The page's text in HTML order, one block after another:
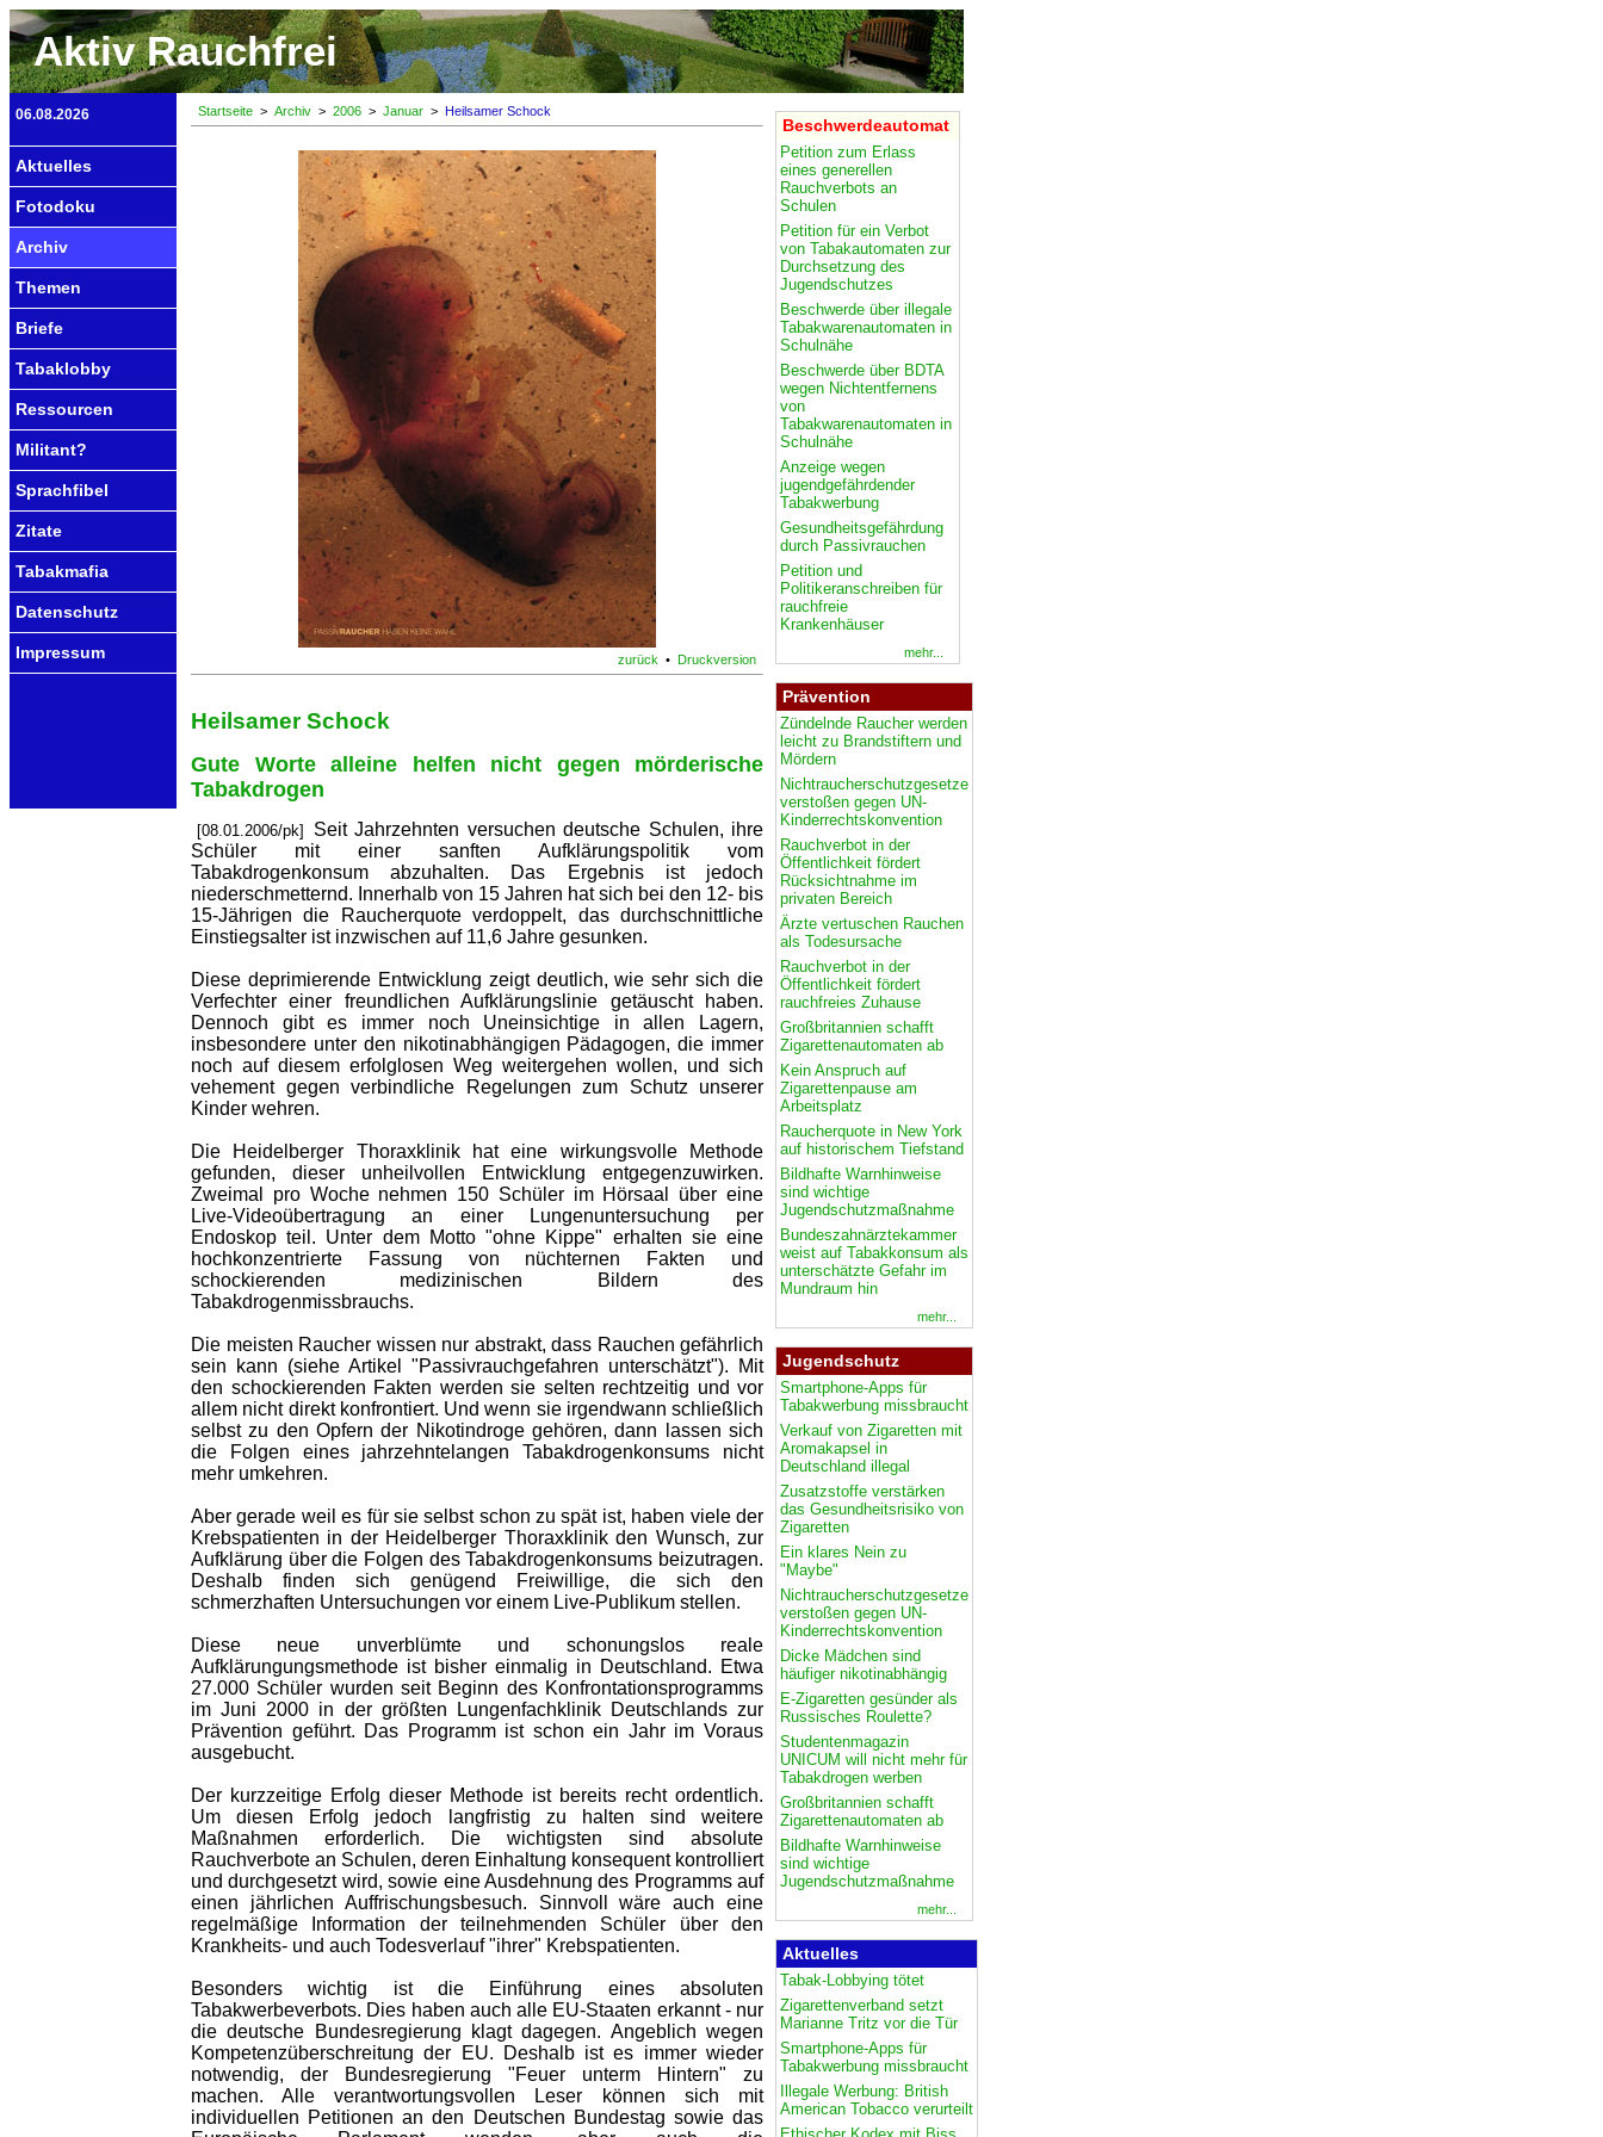
Aktiv Rauchfrei
06.08.2026
Aktuelles
Fotodoku
Archiv
Themen
Briefe
Tabaklobby
Ressourcen
Militant?
Sprachfibel
Zitate
Tabakmafia
Datenschutz
Impressum
Startseite > Archiv > 2006 > Januar > Heilsamer Schock
zurück • Druckversion
Heilsamer Schock
Gute Worte alleine helfen nicht gegen mörderische
Tabakdrogen
[08.01.2006/pk]
Seit Jahrzehnten versuchen deutsche Schulen, ihre
Schüler mit einer sanften Aufklärungspolitik vom
Tabakdrogenkonsum abzuhalten. Das Ergebnis ist jedoch
niederschmetternd. Innerhalb von 15 Jahren hat sich bei den 12- bis
15-Jährigen die Raucherquote verdoppelt, das durchschnittliche
Einstiegsalter ist inzwischen auf 11,6 Jahre gesunken.
Diese deprimierende Entwicklung zeigt deutlich, wie sehr sich die
Verfechter einer freundlichen Aufklärungslinie getäuscht haben.
Dennoch gibt es immer noch Uneinsichtige in allen Lagern,
insbesondere unter den nikotinabhängigen Pädagogen, die immer
noch auf diesem erfolglosen Weg weitergehen wollen, und sich
vehement gegen verbindliche Regelungen zum Schutz unserer
Kinder wehren.
Die Heidelberger Thoraxklinik hat eine wirkungsvolle Methode
gefunden, dieser unheilvollen Entwicklung entgegenzuwirken.
Zweimal pro Woche nehmen 150 Schüler im Hörsaal über eine
Live-Videoübertragung an einer Lungenuntersuchung per
Endoskop teil. Unter dem Motto "ohne Kippe" erhalten sie eine
hochkonzentrierte Fassung von nüchternen Fakten und
schockierenden medizinischen Bildern des
Tabakdrogenmissbrauchs.
Die meisten Raucher wissen nur abstrakt, dass Rauchen gefährlich
sein kann (siehe Artikel "Passivrauchgefahren unterschätzt"). Mit
den schockierenden Fakten werden sie selten rechtzeitig und vor
allem nicht direkt konfrontiert. Und wenn sie irgendwann schließlich
selbst zu den Opfern der Nikotindroge gehören, dann lassen sich
die Folgen eines jahrzehntelangen Tabakdrogenkonsums nicht
mehr umkehren.
Aber gerade weil es für sie selbst schon zu spät ist, haben viele der
Krebspatienten in der Heidelberger Thoraxklinik den Wunsch, zur
Aufklärung über die Folgen des Tabakdrogenkonsums beizutragen.
Deshalb finden sich genügend Freiwillige, die sich den
schmerzhaften Untersuchungen vor einem Live-Publikum stellen.
Diese neue unverblümte und schonungslos reale
Aufklärungungsmethode ist bisher einmalig in Deutschland. Etwa
27.000 Schüler wurden seit Beginn des Konfrontationsprogramms
im Juni 2000 in der größten Lungenfachklinik Deutschlands zur
Prävention geführt. Das Programm ist schon ein Jahr im Voraus
ausgebucht.
Der kurzzeitige Erfolg dieser Methode ist bereits recht ordentlich.
Um diesen Erfolg jedoch langfristig zu halten sind weitere
Maßnahmen erforderlich. Die wichtigsten sind absolute
Rauchverbote an Schulen, deren Einhaltung konsequent kontrolliert
und durchgesetzt wird, sowie eine Ausdehnung des Programms auf
einen jährlichen Auffrischungsbesuch. Sinnvoll wäre auch eine
regelmäßige Information der teilnehmenden Schüler über den
Krankheits- und auch Todesverlauf "ihrer" Krebspatienten.
Besonders wichtig ist die Einführung eines absoluten
Tabakwerbeverbots. Dies haben auch alle EU-Staaten erkannt - nur
die deutsche Bundesregierung klagt dagegen. Angeblich wegen
Kompetenzüberschreitung der EU. Deshalb ist es immer wieder
notwendig, der Bundesregierung "Feuer unterm Hintern" zu
machen. Alle verantwortungsvollen Leser können sich mit
individuellen Petitionen an den Deutschen Bundestag sowie das
Beschwerdeautomat
Petition zum Erlass
eines generellen
Rauchverbots an
Schulen
Petition für ein Verbot
von Tabakautomaten zur
Durchsetzung des
Jugendschutzes
Beschwerde über illegale
Tabakwarenautomaten in
Schulnähe
Beschwerde über BDTA
wegen Nichtentfernens
von
Tabakwarenautomaten in
Schulnähe
Anzeige wegen
jugendgefährdender
Tabakwerbung
Gesundheitsgefährdung
durch Passivrauchen
Petition und
Politikeranschreiben für
rauchfreie
Krankenhäuser
mehr...
Prävention
Zündelnde Raucher werden
leicht zu Brandstiftern und
Mördern
Nichtraucherschutzgesetze
verstoßen gegen UN-
Kinderrechtskonvention
Rauchverbot in der
Öffentlichkeit fördert
Rücksichtnahme im
privaten Bereich
Ärzte vertuschen Rauchen
als Todesursache
Rauchverbot in der
Öffentlichkeit fördert
rauchfreies Zuhause
Großbritannien schafft
Zigarettenautomaten ab
Kein Anspruch auf
Zigarettenpause am
Arbeitsplatz
Raucherquote in New York
auf historischem Tiefstand
Bildhafte Warnhinweise
sind wichtige
Jugendschutzmaßnahme
Bundeszahnärztekammer
weist auf Tabakkonsum als
unterschätzte Gefahr im
Mundraum hin
mehr...
Jugendschutz
Smartphone-Apps für
Tabakwerbung missbraucht
Verkauf von Zigaretten mit
Aromakapsel in
Deutschland illegal
Zusatzstoffe verstärken
das Gesundheitsrisiko von
Zigaretten
Ein klares Nein zu
"Maybe"
Nichtraucherschutzgesetze
verstoßen gegen UN-
Kinderrechtskonvention
Dicke Mädchen sind
häufiger nikotinabhängig
E-Zigaretten gesünder als
Russisches Roulette?
Studentenmagazin
UNICUM will nicht mehr für
Tabakdrogen werben
Großbritannien schafft
Zigarettenautomaten ab
Bildhafte Warnhinweise
sind wichtige
Jugendschutzmaßnahme
mehr...
Aktuelles
Tabak-Lobbying tötet
Zigarettenverband setzt
Marianne Tritz vor die Tür
Smartphone-Apps für
Tabakwerbung missbraucht
Illegale Werbung: British
American Tobacco verurteilt